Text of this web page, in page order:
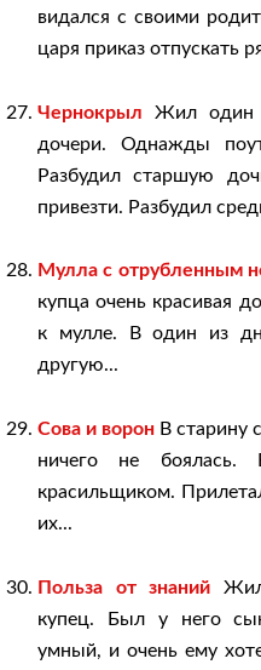
видался с своими
царя приказ отпускать
Чернокрыл Жил один
дочери. Однажды
Разбудил старшую
привезти. Разбудил
Мулла с отрубленным
купца очень красивая
к мулле. В один из
другую...
Сова и ворон В старину
ничего не
красильщиком.
их...
Польза от знаний
купец. Был у него
умный, и очень ему